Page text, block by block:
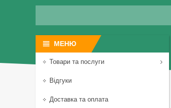
Товари та послуги
Відгуки
Доставка та оплата